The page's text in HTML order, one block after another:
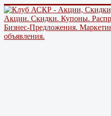
Акции. Скидки. Купоны.
Бизнес-Предложения.
объявления.